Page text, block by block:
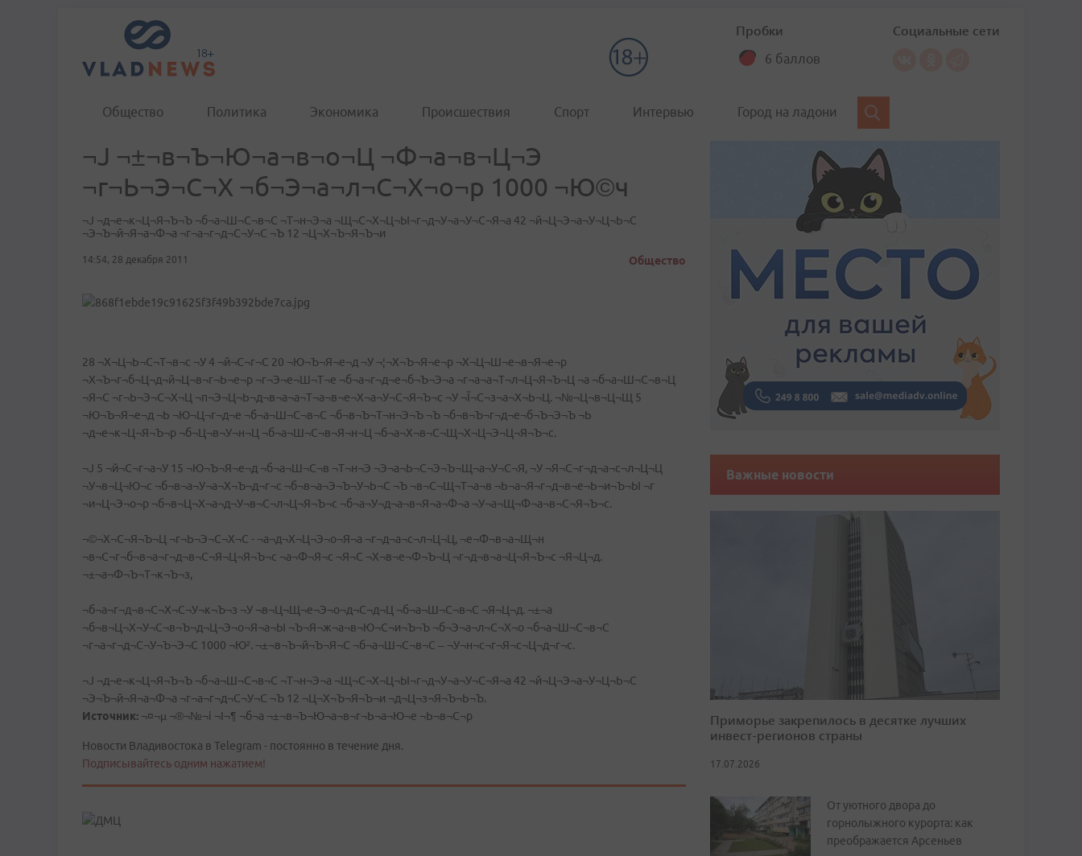
Пробки
6 баллов
Социальные сети
Общество Политика Экономика Происшествия Спорт Интервью Город на ладони
¬Ј ¬±¬в¬Ъ¬Ю¬а¬в¬о¬Ц ¬Ф¬а¬в¬Ц¬Э
¬г¬Ь¬Э¬С¬Х ¬б¬Э¬а¬л¬С¬Х¬о¬р 1000 ¬Ю©ч
¬Ј ¬д¬е¬к¬Ц¬Я¬Ъ¬Ъ ¬б¬а¬Ш¬С¬в¬С ¬Т¬н¬Э¬а ¬Щ¬С¬Х¬Ц¬Ы¬г¬д¬У¬а¬У¬С¬Я¬а 42 ¬й¬Ц¬Э¬а¬У¬Ц¬Ь¬С
¬Э¬Ъ¬й¬Я¬а¬Ф¬а ¬г¬а¬г¬д¬С¬У¬С ¬Ъ 12 ¬Ц¬Х¬Ъ¬Я¬Ъ¬и
14:54, 28 декабря 2011 Общество
28 ¬Х¬Ц¬Ь¬С¬Т¬в¬с ¬У 4 ¬й¬С¬г¬С 20 ¬Ю¬Ъ¬Я¬е¬д ¬У ¬¦¬Х¬Ъ¬Я¬е¬р ¬Х¬Ц¬Ш¬е¬в¬Я¬е¬р
¬Х¬Ъ¬г¬б¬Ц¬д¬й¬Ц¬в¬г¬Ь¬е¬р ¬г¬Э¬е¬Ш¬Т¬е ¬б¬а¬г¬д¬е¬б¬Ъ¬Э¬а ¬г¬а¬а¬Т¬л¬Ц¬Я¬Ъ¬Ц ¬а ¬б¬а¬Ш¬С¬в¬Ц
¬Я¬С ¬г¬Ь¬Э¬С¬Х¬Ц ¬п¬Э¬Ц¬Ь¬д¬в¬а¬а¬Т¬а¬в¬е¬Х¬а¬У¬С¬Я¬Ъ¬с ¬У ¬Ї¬С¬з¬а¬Х¬Ь¬Ц. ¬№¬Ц¬в¬Ц¬Щ 5
¬Ю¬Ъ¬Я¬е¬д ¬Ь ¬Ю¬Ц¬г¬д¬е ¬б¬а¬Ш¬С¬в¬С ¬б¬в¬Ъ¬Т¬н¬Э¬Ъ ¬Ъ ¬б¬в¬Ъ¬г¬д¬е¬б¬Ъ¬Э¬Ъ ¬Ь
¬д¬е¬к¬Ц¬Я¬Ъ¬р ¬б¬Ц¬в¬У¬н¬Ц ¬б¬а¬Ш¬С¬в¬Я¬н¬Ц ¬б¬а¬Х¬в¬С¬Щ¬Х¬Ц¬Э¬Ц¬Я¬Ъ¬с.
¬Ј 5 ¬й¬С¬г¬а¬У 15 ¬Ю¬Ъ¬Я¬е¬д ¬б¬а¬Ш¬С¬в ¬Т¬н¬Э ¬Э¬а¬Ь¬С¬Э¬Ъ¬Щ¬а¬У¬С¬Я, ¬У ¬Я¬С¬г¬д¬а¬с¬л¬Ц¬Ц
¬У¬в¬Ц¬Ю¬с ¬б¬в¬а¬У¬а¬Х¬Ъ¬д¬г¬с ¬б¬в¬а¬Э¬Ъ¬У¬Ь¬С ¬Ъ ¬в¬С¬Щ¬Т¬а¬в ¬Ь¬а¬Я¬г¬д¬в¬е¬Ь¬и¬Ъ¬Ы ¬г
¬и¬Ц¬Э¬о¬р ¬б¬в¬Ц¬Х¬а¬д¬У¬в¬С¬л¬Ц¬Я¬Ъ¬с ¬б¬а¬У¬д¬а¬в¬Я¬а¬Ф¬а ¬У¬а¬Щ¬Ф¬а¬в¬С¬Я¬Ъ¬с.
¬©¬Х¬С¬Я¬Ъ¬Ц ¬г¬Ь¬Э¬С¬Х¬С - ¬а¬д¬Х¬Ц¬Э¬о¬Я¬а ¬г¬д¬а¬с¬л¬Ц¬Ц, ¬е¬Ф¬в¬а¬Щ¬н
¬в¬С¬г¬б¬в¬а¬г¬д¬в¬С¬Я¬Ц¬Я¬Ъ¬с ¬а¬Ф¬Я¬с ¬Я¬С ¬Х¬в¬е¬Ф¬Ъ¬Ц ¬г¬д¬в¬а¬Ц¬Я¬Ъ¬с ¬Я¬Ц¬д.
¬±¬а¬Ф¬Ъ¬Т¬к¬Ъ¬з,
¬б¬а¬г¬д¬в¬С¬Х¬С¬У¬к¬Ъ¬з ¬У ¬в¬Ц¬Щ¬е¬Э¬о¬д¬С¬д¬Ц ¬б¬а¬Ш¬С¬в¬С ¬Я¬Ц¬д. ¬±¬а
¬б¬в¬Ц¬Х¬У¬С¬в¬Ъ¬д¬Ц¬Э¬о¬Я¬а¬Ы ¬Ъ¬Я¬ж¬а¬в¬Ю¬С¬и¬Ъ¬Ъ ¬б¬Э¬а¬л¬С¬Х¬о ¬б¬а¬Ш¬С¬в¬С
¬г¬а¬г¬д¬С¬У¬Ъ¬Э¬С 1000 ¬Ю². ¬±¬в¬Ъ¬й¬Ъ¬Я¬С ¬б¬а¬Ш¬С¬в¬С – ¬У¬н¬с¬г¬Я¬с¬Ц¬д¬г¬с.
¬Ј ¬д¬е¬к¬Ц¬Я¬Ъ¬Ъ ¬б¬а¬Ш¬С¬в¬С ¬Т¬н¬Э¬а ¬Щ¬С¬Х¬Ц¬Ы¬г¬д¬У¬а¬У¬С¬Я¬а 42 ¬й¬Ц¬Э¬а¬У¬Ц¬Ь¬С
¬Э¬Ъ¬й¬Я¬а¬Ф¬а ¬г¬а¬г¬д¬С¬У¬С ¬Ъ 12 ¬Ц¬Х¬Ъ¬Я¬Ъ¬и ¬д¬Ц¬з¬Я¬Ъ¬Ь¬Ъ.
Источник: ¬¤¬µ ¬®¬№¬і ¬І¬¶ ¬б¬а ¬±¬в¬Ъ¬Ю¬а¬в¬г¬Ь¬а¬Ю¬е ¬Ь¬в¬С¬р
Новости Владивостока в Telegram - постоянно в течение дня.
Подписывайтесь одним нажатием!
Важные новости
Приморье закрепилось в десятке лучших
инвест-регионов страны
17.07.2026
От уютного двора до
горнолыжного курорта: как
преображается Арсеньев